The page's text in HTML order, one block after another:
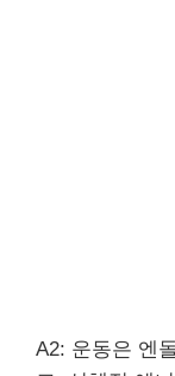
A2: 운동은 엔